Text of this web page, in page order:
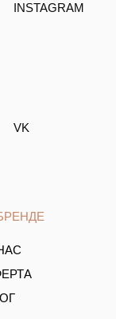
INSTAGRAM
VK